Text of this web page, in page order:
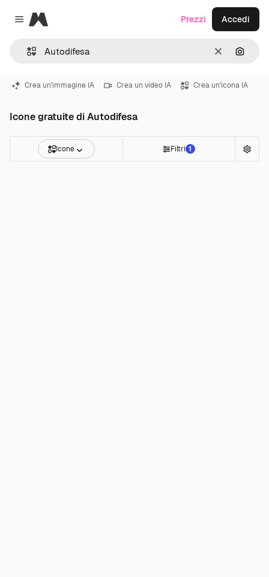
Close menu
Magnific
CancellaCerca
Prezzi Accedi
Crea un'immagine IA Crea un video IA Crea un'icona IA
Icone gratuite di Autodifesa
Icone Filtri 1